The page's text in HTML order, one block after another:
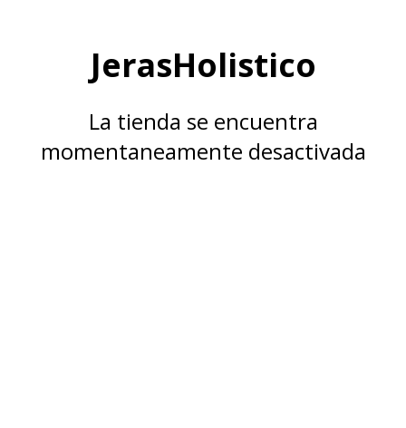
JerasHolistico
La tienda se encuentra
momentaneamente desactivada